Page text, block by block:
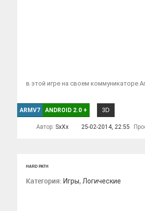
в этой игре на своем коммуникаторе
ARMV7 ANDROID 2.0 + 3D
Автор: SxXx 25-02-2014, 22:55
HARD PATH
Категория: Игры, Логические